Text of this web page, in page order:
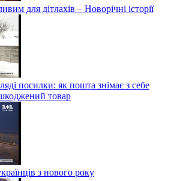
для дітлахів – Новорічні історії
посилки: як пошта знімає з себе
товар
з нового року